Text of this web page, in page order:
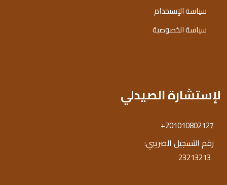
سياسة الإستخدام
سياسة الخصوصية
لإستشارة الصيدلي
+201010802127
رقم التسجيل الضريبي:
23213213